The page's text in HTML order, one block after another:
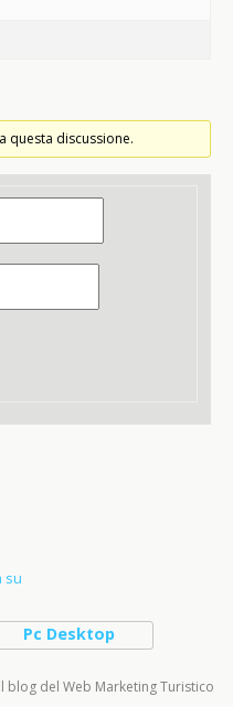
questa discussione.
su
Pc Desktop
del Web Marketing Turistico